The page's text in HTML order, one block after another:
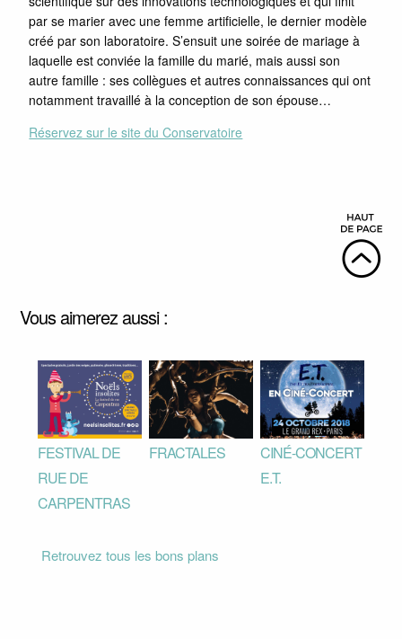
par se marier avec une femme artificielle, le dernier modèle
créé par son laboratoire. S’ensuit une soirée de mariage à
laquelle est conviée la famille du marié, mais aussi son
autre famille : ses collègues et autres connaissances qui ont
notamment travaillé à la conception de son épouse…
Réservez sur le site du Conservatoire
Vous aimerez aussi :
FESTIVAL DE
RUE DE
CARPENTRAS
FRACTALES
CINÉ-CONCERT
E.T.
Retrouvez tous les bons plans